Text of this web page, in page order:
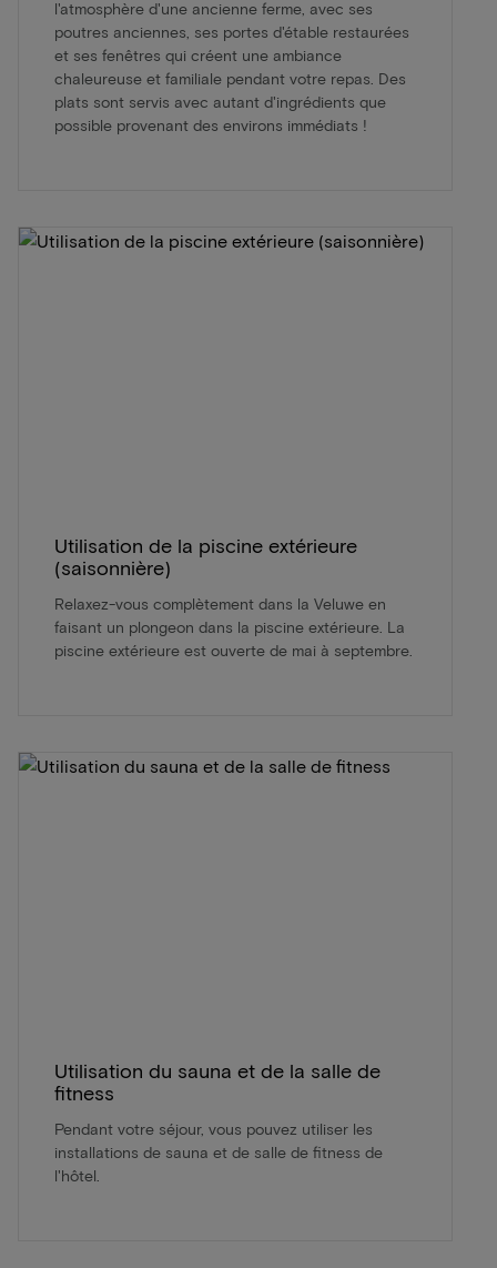
l'atmosphère d'une ancienne ferme, avec ses
poutres anciennes, ses portes d'étable restaurées
et ses fenêtres qui créent une ambiance
chaleureuse et familiale pendant votre repas. Des
plats sont servis avec autant d'ingrédients que
possible provenant des environs immédiats !
Utilisation de la piscine extérieure
(saisonnière)
Relaxez-vous complètement dans la Veluwe en
faisant un plongeon dans la piscine extérieure. La
piscine extérieure est ouverte de mai à septembre.
Utilisation du sauna et de la salle de
fitness
Pendant votre séjour, vous pouvez utiliser les
installations de sauna et de salle de fitness de
l'hôtel.